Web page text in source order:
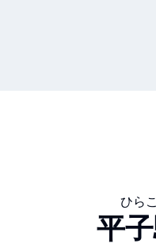
ひらこ
平子